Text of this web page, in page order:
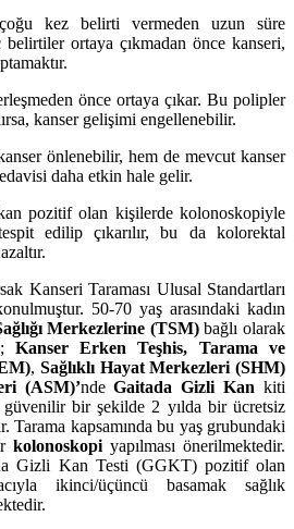
kez belirti vermeden uzun süre
ortaya çıkmadan önce kanseri,
önce ortaya çıkar. Bu polipler
kanser gelişimi engellenebilir.
önlenebilir, hem de mevcut kanser
daha etkin hale gelir.
pozitif olan kişilerde kolonoskopiyle
edilip çıkarılır, bu da kolorektal
Kanseri Taraması Ulusal Standartları
50-70 yaş arasındaki kadın
Merkezlerine (TSM)bağlı olarak
Kanser Erken Teşhis, Tarama ve
,Sağlıklı Hayat Merkezleri (SHM)
(ASM)’ndeGaitada Gizli Kan kiti
güvenilir bir şekilde 2 yılda bir ücretsiz
Tarama kapsamında bu yaş grubundaki
kolonoskopi yapılması önerilmektedir.
Gizli Kan Testi (GGKT) pozitif olan
ikinci/üçüncü basamak sağlık